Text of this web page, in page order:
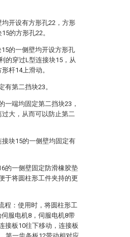
开设有方形孔22，方形
的方形孔22。
的一侧壁均开设方形孔
的穿过L型连接块15，从
杆14上滑动。
有第二挡块23。
一端均固定第二挡块23，
大，从而可以防止第二
块15的一侧壁均固定有
的一侧壁固定防滑橡胶垫
于将圆柱形工件夹持的更
程：使用时，将圆柱形工
服电机8，伺服电机8带
接板10往下移动，连接板